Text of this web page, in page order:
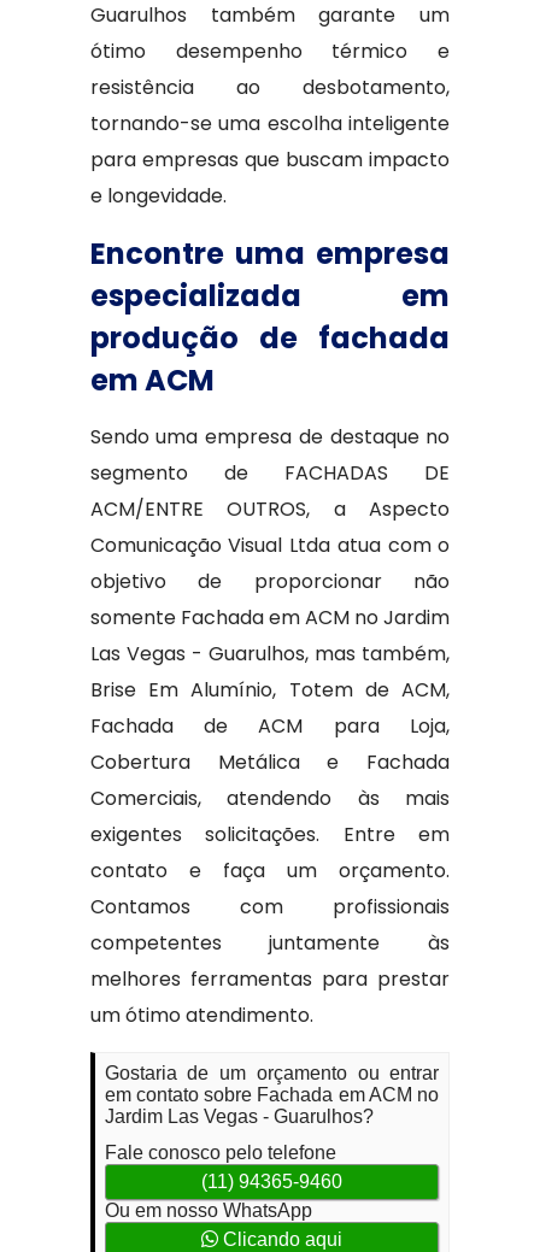
Guarulhos também garante um
ótimo desempenho térmico e
resistência ao desbotamento,
tornando-se uma escolha inteligente
para empresas que buscam impacto
e longevidade.
Encontre uma empresa
especializada em
produção de fachada
em ACM
Sendo uma empresa de destaque no
segmento de FACHADAS DE
ACM/ENTRE OUTROS, a Aspecto
Comunicação Visual Ltda atua com o
objetivo de proporcionar não
somente Fachada em ACM no Jardim
Las Vegas - Guarulhos, mas também,
Brise Em Alumínio, Totem de ACM,
Fachada de ACM para Loja,
Cobertura Metálica e Fachada
Comerciais, atendendo às mais
exigentes solicitações. Entre em
contato e faça um orçamento.
Contamos com profissionais
competentes juntamente às
melhores ferramentas para prestar
um ótimo atendimento.
Gostaria de um orçamento ou entrar
em contato sobre Fachada em ACM no
Jardim Las Vegas - Guarulhos?
Fale conosco pelo telefone
(11) 94365-9460
Ou em nosso WhatsApp
Clicando aqui